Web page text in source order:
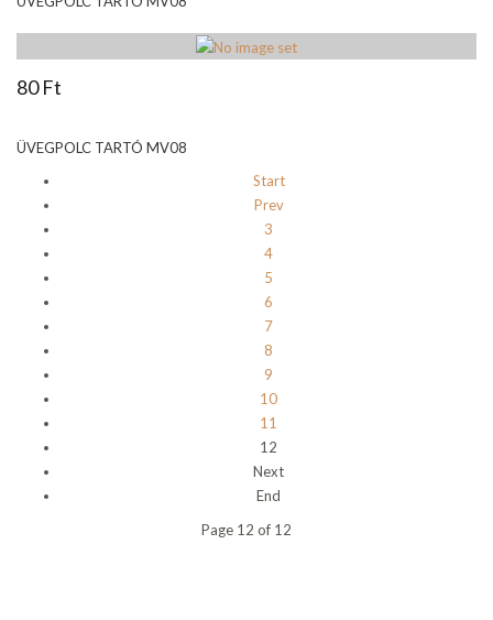
80 Ft
ÜVEGPOLC TARTÓ MV08
Start
Prev
3
4
5
6
7
8
9
10
11
12
Next
End
Page 12 of 12